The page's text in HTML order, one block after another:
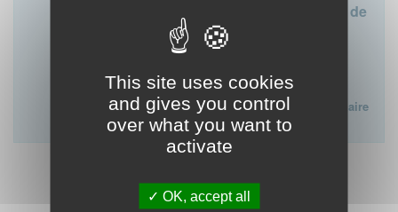
This site uses cookies
and gives you control
over what you want to
activate
OK, accept all
Le conseil départemental est l'interlocuteur de
proximité à privilégier.
plainte ou formuler des doléances à l'égard d'un médecin
Lien vers la FAQ du CNOM sur la procédure disciplinaire
FAQ procédure disciplinaire
Démarrer